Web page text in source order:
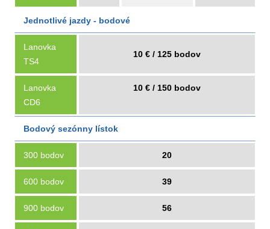
Jednotlivé jazdy - bodové
Lanovka
TS4
10 € / 125 bodov
Lanovka
CD6
10 € / 150 bodov
Bodový sezónny lístok
300 bodov 20
600 bodov 39
900 bodov 56